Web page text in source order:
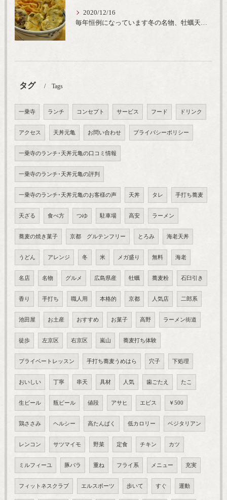
2020/12/16
タグ Tags
一乗寺 ランチ コンセプト サービス フード ドリンク
アクセス 天丼元亀 お問い合わせ プライバシーポリシー
一乗寺のランチ･天丼元亀の口コミ情報
一乗寺のランチ･天丼元亀の評判
一乗寺のランチ･天丼元亀のお客様の声 天丼 タレ 手打ち蕎麦
天ざる 食べ方 つゆ 駐車場 高安 ラーメン
蕎麦の焼き菓子 京都 グルテンフリー とろみ 海老天丼
うどん アレンジ 冬 米 メガ盛り 無料 海老
名店 名物 グルメ 広島県産 牡蠣 蕎麦粉 石臼引き
香り 手打ち 職人用 本格的 京都 人気店 二郎系
池田屋 お土産 おすすめ お菓子 高野 ラーメン街道
徒歩 左京区 右京区 嵐山 蕎麦打ち体験
プライベートレッスン 手打ち蕎麦うめはら 穴子 下処理
おいしい 丁寧 串天 具材 人気 歯ごたえ たこ
生ビール 瓶ビール 値段 アサヒ エビス ￥500
鶏ささみ ヘルシー 高たんぱく 低カロリー ベジタリアン
レンコン サツマイモ 野菜 定食 チキン カツ
ミルフィーユ 豚バラ 重ね フライ系 メニュー 充実
フィットネスクラブ エルスポーツ 歩いて すぐ 運動